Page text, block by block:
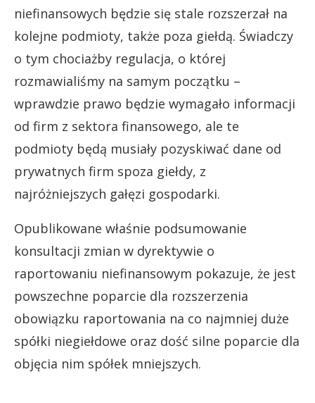
niefinansowych będzie się stale rozszerzał na
kolejne podmioty, także poza giełdą. Świadczy
o tym chociażby regulacja, o której
rozmawialiśmy na samym początku –
wprawdzie prawo będzie wymagało informacji
od firm z sektora finansowego, ale te
podmioty będą musiały pozyskiwać dane od
prywatnych firm spoza giełdy, z
najróżniejszych gałęzi gospodarki.
Opublikowane właśnie podsumowanie
konsultacji zmian w dyrektywie o
raportowaniu niefinansowym pokazuje, że jest
powszechne poparcie dla rozszerzenia
obowiązku raportowania na co najmniej duże
spółki niegiełdowe oraz dość silne poparcie dla
objęcia nim spółek mniejszych.